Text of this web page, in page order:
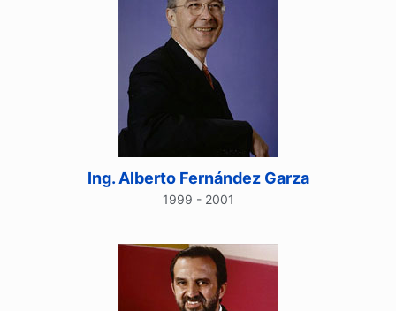
Ing. Alberto Fernández Garza
1999 - 2001